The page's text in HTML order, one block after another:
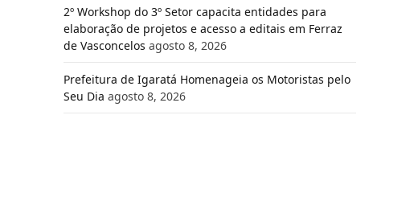
2º Workshop do 3º Setor capacita entidades para
elaboração de projetos e acesso a editais em Ferraz
de Vasconcelos agosto 8, 2026
Prefeitura de Igaratá Homenageia os Motoristas pelo
Seu Dia agosto 8, 2026